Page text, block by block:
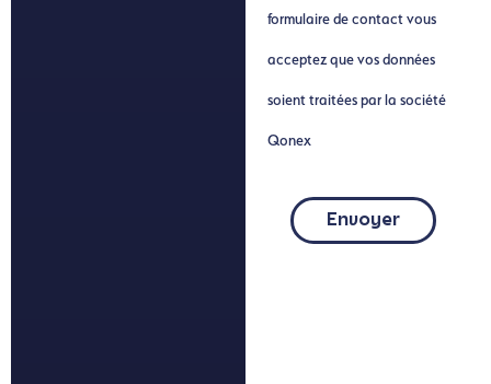
formulaire de contact vous
acceptez que vos données
soient traitées par la société
Qonex
Envoyer